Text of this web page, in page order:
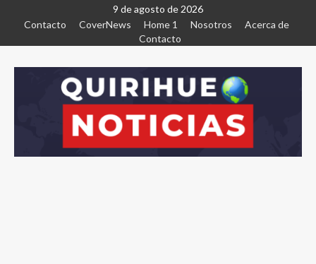
9 de agosto de 2026
Contacto
CoverNews Home 1 Nosotros
Acerca de
Contacto